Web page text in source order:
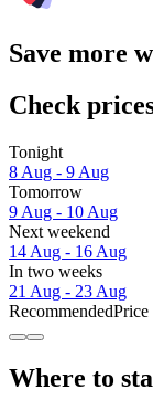
Save more
Check
Tonight
8 Aug - 9 Aug
Tomorrow
9 Aug - 10 Aug
Next weekend
14 Aug - 16 Aug
In two weeks
21 Aug - 23 Aug
Recommended
Where to